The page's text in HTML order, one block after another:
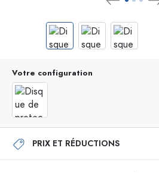
Votre configuration
PRIX ET RÉDUCTIONS